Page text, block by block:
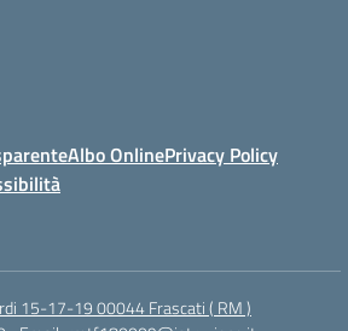
Albo OnlinePrivacy Policy
15-17-19 00044 Frascati ( RM )